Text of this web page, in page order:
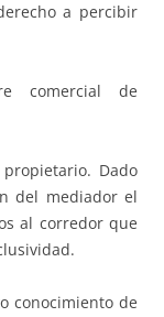
a percibir
comercial de
Dado
del mediador el
al corredor que
conocimiento de